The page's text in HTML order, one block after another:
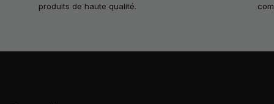
produits de haute qualité.